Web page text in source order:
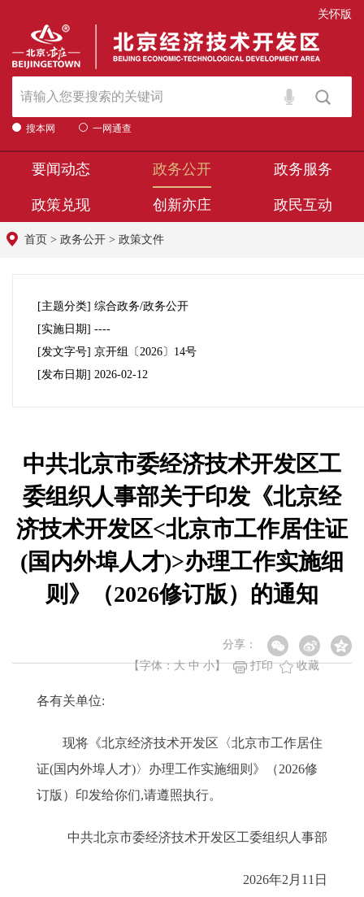
关怀版
搜本网 一网通查
要闻动态 政务公开 政务服务
政策兑现 创新亦庄 政民互动
首页 > 政务公开 > 政策文件
[主题分类] 综合政务/政务公开
[实施日期] ----
[发文字号] 京开组 〔2026〕 14号
[发布日期] 2026-02-12
中共北京市委经济技术开发区工
委组织人事部关于印发《北京经
济技术开发区<北京市工作居住证
(国内外埠人才)>办理工作实施细
则》（2026修订版）的通知
分享：
【字体：大 中 小】 打印 收藏
各有关单位:
现将《北京经济技术开发区〈北京市工作居住
证(国内外埠人才)〉办理工作实施细则》（2026修
订版）印发给你们,请遵照执行。
中共北京市委经济技术开发区工委组织人事部
2026年2月11日